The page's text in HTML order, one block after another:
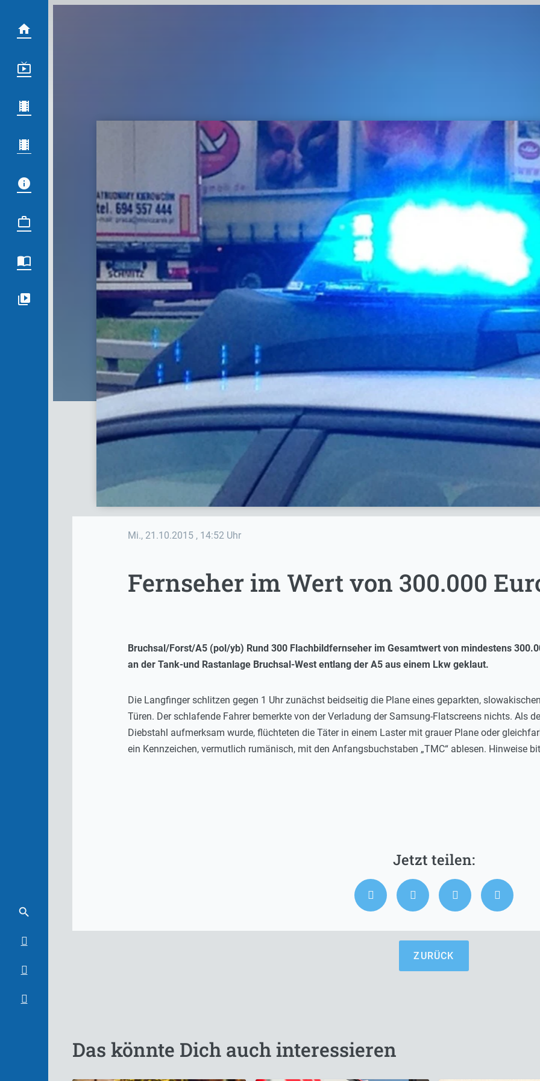
Mi., 21.10.2015 , 14:52 Uhr
Fernseher im Wert von 300.000
Bruchsal/Forst/A5 (pol/yb) Rund 300 Flachbildfernseher im Gesamtwert von mindestens
an der Tank-und Rastanlage Bruchsal-West entlang der A5 aus einem Lkw geklaut.
Die Langfinger schlitzen gegen 1 Uhr zunächst beidseitig die Plane eines geparkten,
Türen. Der schlafende Fahrer bemerkte von der Verladung der Samsung-Flatscreens nichts. Als
Diebstahl aufmerksam wurde, flüchteten die Täter in einem Laster mit grauer Plane oder
ein Kennzeichen, vermutlich rumänisch, mit den Anfangsbuchstaben „TMC“ ablesen. Hinweise
ZURÜCK
Das könnte Dich auch interessieren